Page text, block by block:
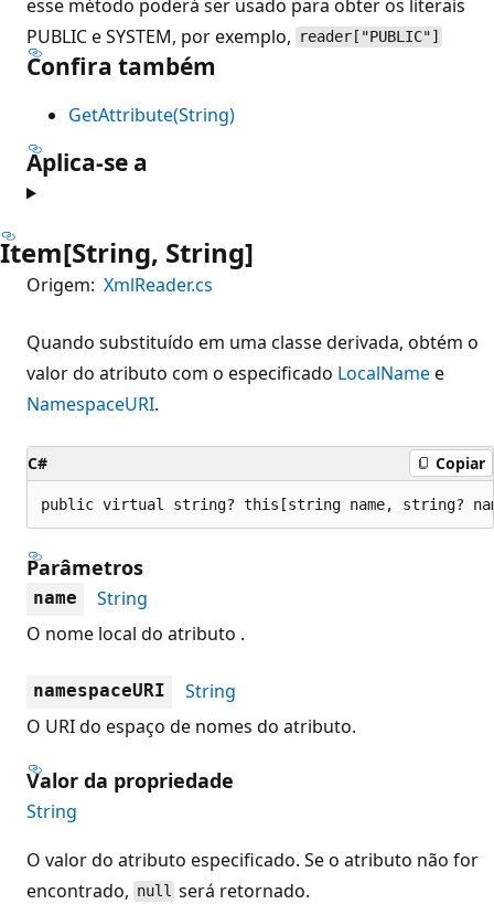
esse método poderá ser usado para obter os literais
PUBLIC e SYSTEM, por exemplo,
reader["PUBLIC"]
Confira também
GetAttribute(String)
Aplica-se a
Item[String, String]
Origem: XmlReader.cs
Quando substituído em uma classe derivada, obtém o
valor do atributo com o especificado LocalNamee
NamespaceURI.
C# Copiar
public virtual string? this[string name, string?
Parâmetros
name
String
O nome local do atributo .
namespaceURI
String
O URI do espaço de nomes do atributo.
Valor da propriedade
String
O valor do atributo especificado. Se o atributo não for
encontrado, null será retornado.